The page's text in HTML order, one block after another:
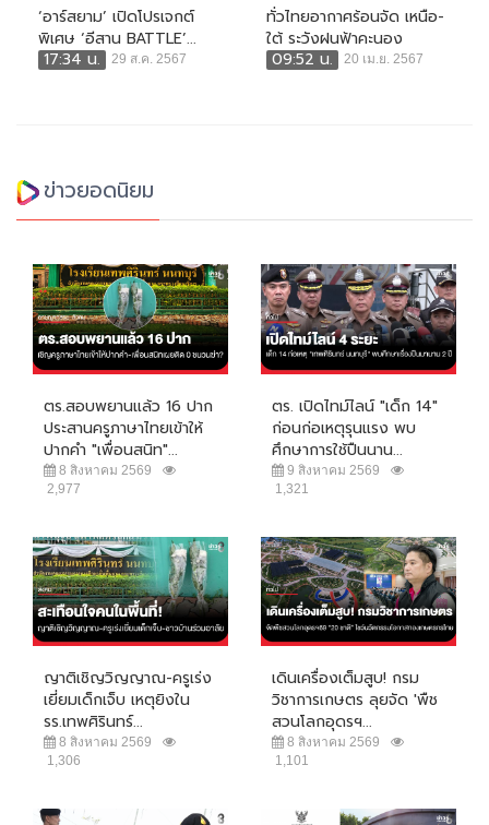
‘อาร์สยาม’ เปิดโปรเจกต์
พิเศษ ‘อีสาน BATTLE’...
17:34 น.
29 ส.ค. 2567
ทั่วไทยอากาศร้อนจัด เหนือ-
ใต้ ระวังฝนฟ้าคะนอง
09:52 น.
20 เม.ย. 2567
ข่าวยอดนิยม
ตร.สอบพยานแล้ว 16 ปาก
ประสานครูภาษาไทยเข้าให้
ปากคำ "เพื่อนสนิท"...
8 สิงหาคม 2569
2,977
ตร. เปิดไทม์ไลน์ "เด็ก 14"
ก่อนก่อเหตุรุนแรง พบ
ศึกษาการใช้ปืนนาน...
9 สิงหาคม 2569
1,321
ญาติเชิญวิญญาณ-ครูเร่ง
เยี่ยมเด็กเจ็บ เหตุยิงใน
รร.เทพศิรินทร์...
8 สิงหาคม 2569
1,306
เดินเครื่องเต็มสูบ! กรม
วิชาการเกษตร ลุยจัด 'พืช
สวนโลกอุดรฯ...
8 สิงหาคม 2569
1,101